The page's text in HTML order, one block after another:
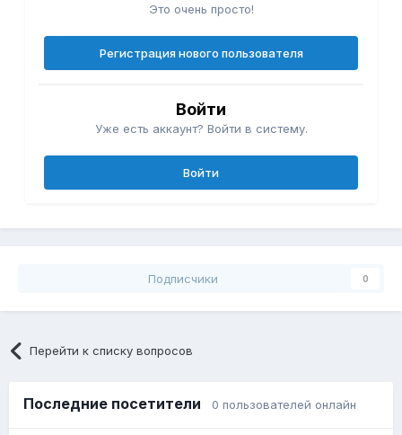
Это очень просто!
Регистрация нового пользователя
Войти
Уже есть аккаунт? Войти в систему.
Войти
Подписчики 0
Перейти к списку вопросов
Последние посетители 0 пользователей онлайн